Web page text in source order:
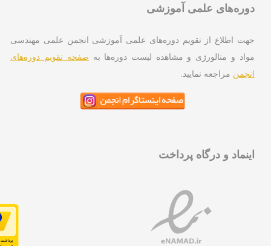
علمی آموزشی
اطلاع از تقویم دوره‌های علمی آموزشی انجمن علمی مهندسی
و متالورژی و مشاهده لیست دوره‌ها بهصفحه تقویم دوره‌های
مراجعه نمایید.
و درگاه پرداخت